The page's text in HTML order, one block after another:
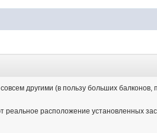
другими (в пользу больших балконов,
расположение установленных